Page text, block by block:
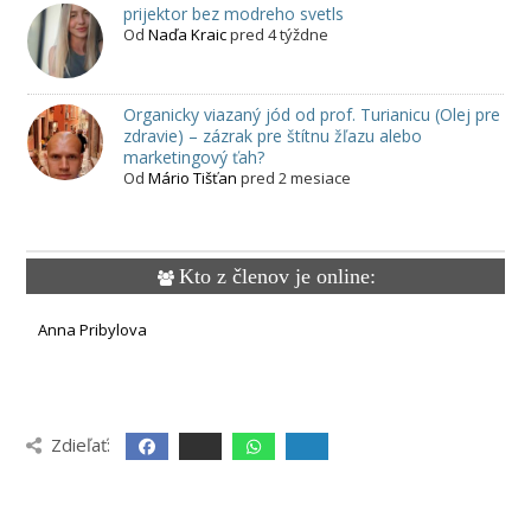
prijektor bez modreho svetls
Od Naďa Kraicpred 4 týždne
Organicky viazaný jód od prof. Turianicu (Olej pre
zdravie) – zázrak pre štítnu žľazu alebo
marketingový ťah?
Od Mário Tišťan pred 2 mesiace
Kto z členov je online:
Anna Pribylova
Zdieľať: